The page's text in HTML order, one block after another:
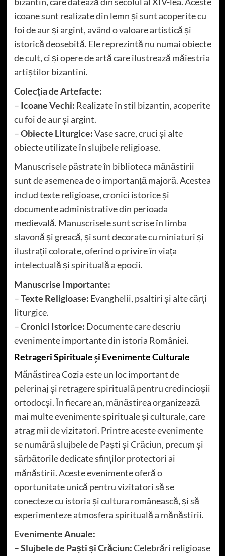
icoane sunt realizate din lemn și sunt acoperite cu
foi de aur și argint, având o valoare artistică și
istorică deosebită. Ele reprezintă nu numai obiecte
de cult, ci și opere de artă care ilustrează măiestria
artiștilor bizantini.
Colecția de Artefacte:
– Icoane Vechi: Realizate în stil bizantin, acoperite
cu foi de aur și argint.
–Obiecte Liturgice:Vase sacre, cruci și alte
obiecte utilizate în slujbele religioase.
Manuscrisele păstrate în biblioteca mănăstirii
sunt de asemenea de o importanță majoră. Acestea
includ texte religioase, cronici istorice și
documente administrative din perioada
medievală. Manuscrisele sunt scrise în limba
slavonă și greacă, și sunt decorate cu miniaturi și
ilustrații colorate, oferind o privire în viața
intelectuală și spirituală a epocii.
Manuscrise Importante:
–Texte Religioase: Evanghelii, psaltiri și alte cărți
liturgice.
–Cronici Istorice: Documente care descriu
evenimente importante din istoria României.
Retrageri Spirituale și Evenimente Culturale
Mănăstirea Cozia este un loc important de
pelerinaj și retragere spirituală pentru credincioșii
ortodocși. În fiecare an, mănăstirea organizează
mai multe evenimente spirituale și culturale, care
atrag mii de vizitatori. Printre aceste evenimente
se numără slujbele de Paști și Crăciun, precum și
sărbătorile dedicate sfinților protectori ai
mănăstirii. Aceste evenimente oferă o
oportunitate unică pentru vizitatori să se
conecteze cu istoria și cultura românească, și să
experimenteze atmosfera spirituală a mănăstirii.
Evenimente Anuale:
–Slujbele de Paști și Crăciun:Celebrări religioase